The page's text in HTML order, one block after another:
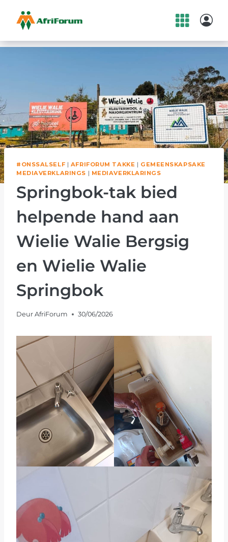
to
#ONSSALSELF | AFRIFORUM TAKKE | GEMEENSKAPSAKE
MEDIAVERKLARINGS | MEDIAVERKLARINGS
Springbok-tak bied
helpende hand aan
Wielie Walie Bergsig
en Wielie Walie
Springbok
Deur AfriForum 30/06/2026